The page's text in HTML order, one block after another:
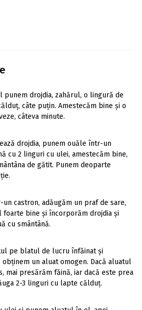
punem drojdia, zahărul, o lingură de
câte puțin. Amestecăm bine și o
câteva minute.
drojdia, punem ouăle într-un
cu 2 linguri cu ulei, amestecăm bine,
de gătit. Punem deoparte
castron, adăugăm un praf de sare,
foarte bine și încorporăm drojdia și
cu smântână.
pe blatul de lucru înfăinat și
un aluat omogen. Dacă aluatul
mai presărăm făină, iar dacă este prea
2-3 linguri cu lapte călduț.